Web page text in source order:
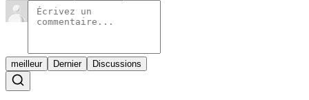
meilleur Dernier Discussions